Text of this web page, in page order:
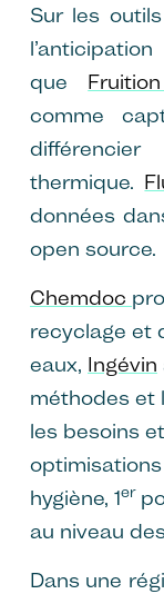
Sur les
que
comme
thermique.
données
open source.
Chemdoc
recyclage et
eaux, Ingévin
méthodes et
les besoins
hygiène, 1er
au niveau
Dans une